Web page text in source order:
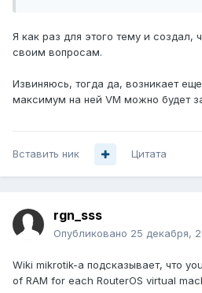
Я как раз для этого тему и создал,
своим вопросам.
Извиняюсь, тогда да, возникает
максимум на ней VM можно будет
Вставить ник Цитата
rgn_sss
Опубликовано 25 декабря,
Wiki mikrotik-a подсказывает, что
of RAM for each RouterOS virtual